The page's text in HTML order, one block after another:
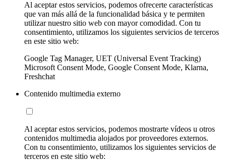
Al aceptar estos servicios, podemos ofrecerte características
que van más allá de la funcionalidad básica y te permiten
utilizar nuestro sitio web con mayor comodidad. Con tu
consentimiento, utilizamos los siguientes servicios de terceros
en este sitio web:
Google Tag Manager, UET (Universal Event Tracking)
Microsoft Consent Mode, Google Consent Mode, Klarna,
Freshchat
Contenido multimedia externo
Al aceptar estos servicios, podemos mostrarte vídeos u otros
contenidos multimedia alojados por proveedores externos.
Con tu consentimiento, utilizamos los siguientes servicios de
terceros en este sitio web: